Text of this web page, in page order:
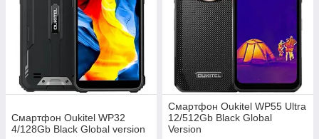
Смартфон Oukitel WP32
4/128Gb Black Global version
Смартфон Oukitel WP55 Ultra
12/512Gb Black Global
Version